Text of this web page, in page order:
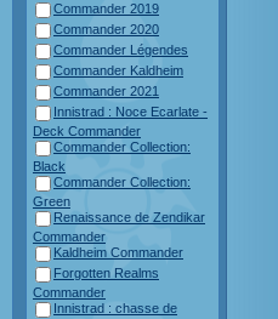
Commander 2019
Commander 2020
Commander Légendes
Commander Kaldheim
Commander 2021
Innistrad : Noce Ecarlate -
Deck Commander
Commander Collection:
Black
Commander Collection:
Green
Renaissance de Zendikar
Commander
Kaldheim Commander
Forgotten Realms
Commander
Innistrad : chasse de